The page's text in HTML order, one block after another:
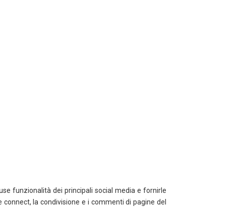
funzionalità dei principali social media e fornirle
la condivisione e i commenti di pagine del